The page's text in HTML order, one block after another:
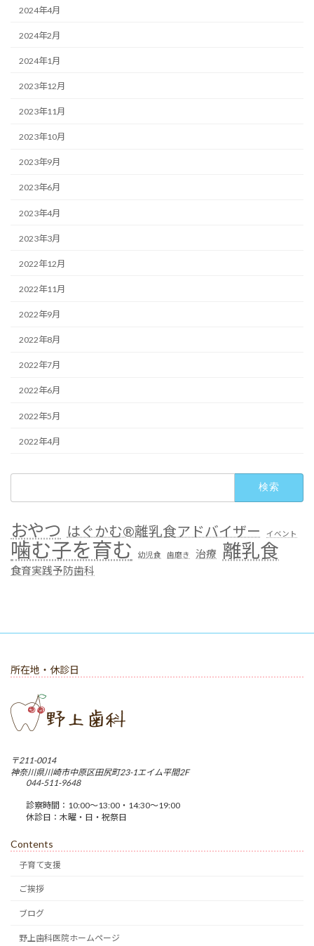
2024年4月
2024年2月
2024年1月
2023年12月
2023年11月
2023年10月
2023年9月
2023年6月
2023年4月
2023年3月
2022年12月
2022年11月
2022年9月
2022年8月
2022年7月
2022年6月
2022年5月
2022年4月
おやつ はぐかむ®︎離乳食アドバイザー イベント
噛む子を育む 幼児食 歯磨き 治療 離乳食
食育実践予防歯科
所在地・休診日
〒211-0014
神奈川県川崎市中原区田尻町23-1エイム平間2F
044-511-9648
診察時間：10:00〜13:00・14:30〜19:00
休診日：木曜・日・祝祭日
Contents
子育て支援
ご挨拶
ブログ
野上歯科医院ホームページ